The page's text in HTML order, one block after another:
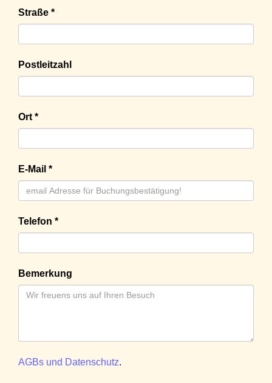
Straße *
Postleitzahl
Ort *
E-Mail *
Telefon *
Bemerkung
AGBs und Datenschutz.